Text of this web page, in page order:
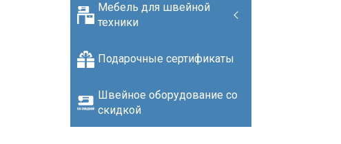
Мебель для швейной
техники
Подарочные сертификаты
Швейное оборудование со
скидкой